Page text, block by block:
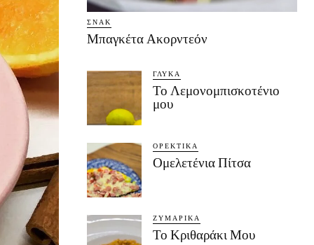
ΣΝΑΚ
Μπαγκέτα Ακορντεόν
ΓΛΥΚΆ
Το Λεμονομπισκοτένιο
μου
ΟΡΕΚΤΙΚΆ
Ομελετένια Πίτσα
ΖΥΜΑΡΙΚΆ
Το Κριθαράκι Μου